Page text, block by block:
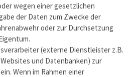
wegen einer gesetzlichen
der Daten zum Zwecke der
oder zur Durchsetzung
(externe Dienstleister z.B.
und Datenbanken) zur
Wenn im Rahmen einer